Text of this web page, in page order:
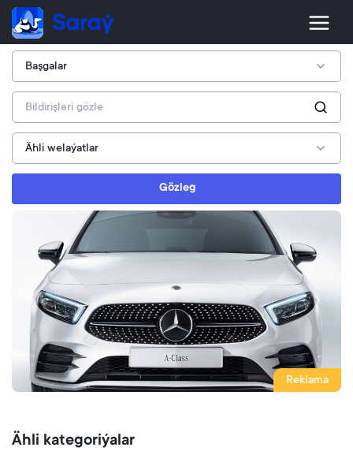
Gözleg
Reklama
Ähli kategoriýalar